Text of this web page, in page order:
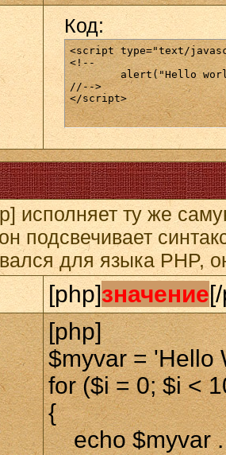
Код:
<script type="text/
<!--
	alert("Hello world!");
//-->
</script>
исполняет ту же
подсвечивает
для языка PHP,
[php]значение
[php]
$myvar = 'Hello
for ($i = 0; $i <
{
echo $myvar .